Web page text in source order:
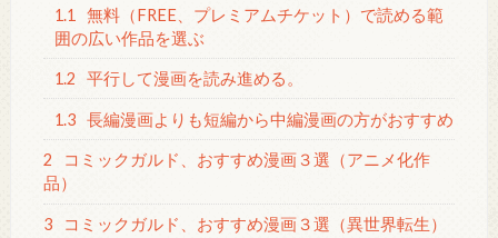
1.1
無料（FREE、プレミアムチケット）で読める範
囲の広い作品を選ぶ
1.2 平行して漫画を読み進める。
1.3 長編漫画よりも短編から中編漫画の方がおすすめ
2
コミックガルド、おすすめ漫画３選（アニメ化作
品）
3 コミックガルド、おすすめ漫画３選（異世界転生）